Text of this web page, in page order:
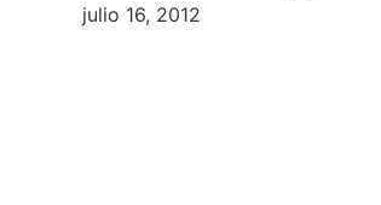
julio 16, 2012